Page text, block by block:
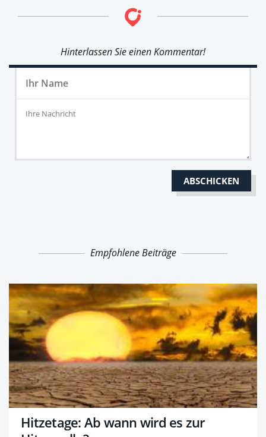
Hinterlassen Sie einen Kommentar!
Empfohlene Beiträge
Hitzetage: Ab wann wird es zur